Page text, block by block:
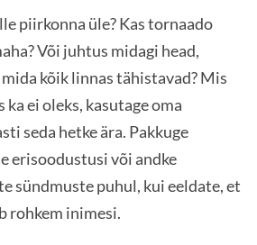
piirkonna üle? Kas tornaado
Või juhtus midagi head,
kõik linnas tähistavad? Mis
ka ei oleks, kasutage oma
seda hetke ära. Pakkuge
erisoodustusi või andke
sündmuste puhul, kui eeldate, et
rohkem inimesi.